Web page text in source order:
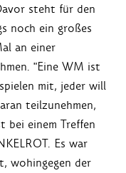
steht für den
noch ein großes
an einer
"Eine WM ist
mit, jeder will
teilzunehmen,
bei einem Treffen
Es war
wohingegen der